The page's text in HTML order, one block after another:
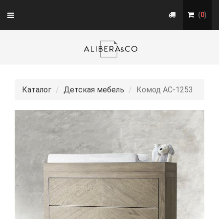
Toggle
navigation
(0)
Каталог Детская мебель Комод АС-1253